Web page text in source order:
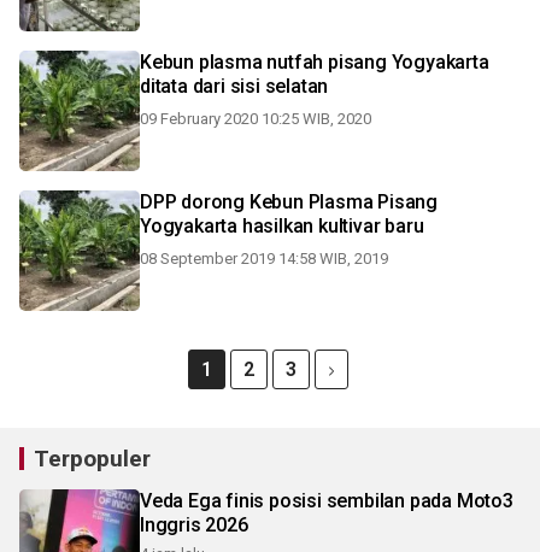
Kebun plasma nutfah pisang Yogyakarta
ditata dari sisi selatan
09 February 2020 10:25 WIB, 2020
DPP dorong Kebun Plasma Pisang
Yogyakarta hasilkan kultivar baru
08 September 2019 14:58 WIB, 2019
1 2 3
Terpopuler
Veda Ega finis posisi sembilan pada Moto3
Inggris 2026